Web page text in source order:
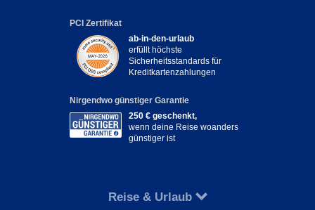
PCI Zertifikat
ab-in-den-urlaub
erfüllt höchste
Sicherheitsstandards für
Kreditkartenzahlungen
Nirgendwo günstiger Garantie
250 € geschenkt,
wenn deine Reise woanders
günstiger ist
Reise & Urlaub